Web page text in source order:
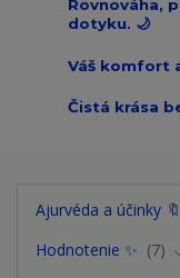
Rovnováha,
dotyku. 🌙
Váš komfort
Čistá krása
Ajurvéda a účinky 🔖
Hodnotenie ✨
7